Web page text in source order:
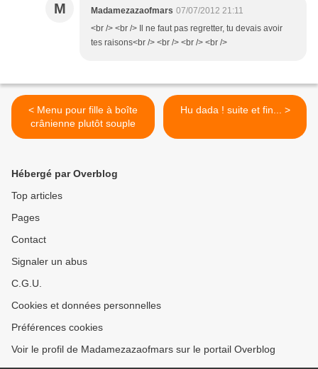
M Madamezazaofmars 07/07/2012 21:11
<br /> <br /> Il ne faut pas regretter, tu devais avoir
tes raisons<br /> <br /> <br /> <br />
< Menu pour fille à boîte
crânienne plutôt souple
Hu dada ! suite et fin... >
Hébergé par Overblog
Top articles
Pages
Contact
Signaler un abus
C.G.U.
Cookies et données personnelles
Préférences cookies
Voir le profil de Madamezazaofmars sur le portail Overblog